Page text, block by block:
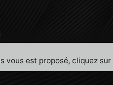
vous est proposé, cliquez sur